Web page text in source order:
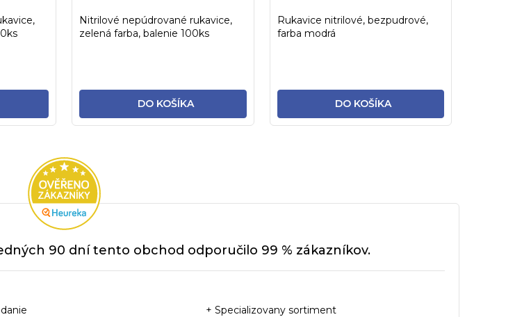
DO KOŠÍKA
Nitrilové nepúdrované rukavice,
zelená farba, balenie 100ks
DO KOŠÍKA
Rukavice nitrilové, bezpudrové,
farba modrá
90 dní tento obchod odporučilo 99 % zákazníkov.
+ Specializovany sortiment